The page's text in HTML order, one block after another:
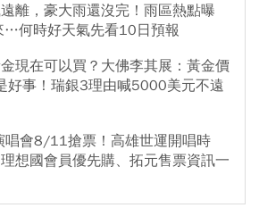
離，豪大雨還沒完！雨區熱點曝
…何時好天氣先看10日預報
現在可以買？大佛李其展：黃金價
好事！瑞銀3理由喊5000美元不遠
唱會8/11搶票！高雄世運開唱時
想國會員優先購、拓元售票資訊一